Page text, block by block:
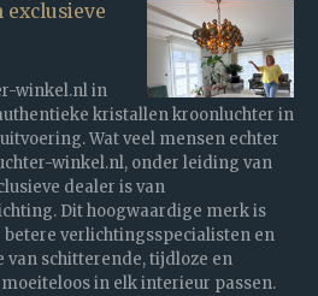
exclusieve
winkel.nl in
kristallen kroonluchter in
Wat veel mensen echter
winkel.nl, onder leiding van
dealer is van
Dit hoogwaardige merk is
verlichtingsspecialisten en
van schitterende, tijdloze en
in elk interieur passen.